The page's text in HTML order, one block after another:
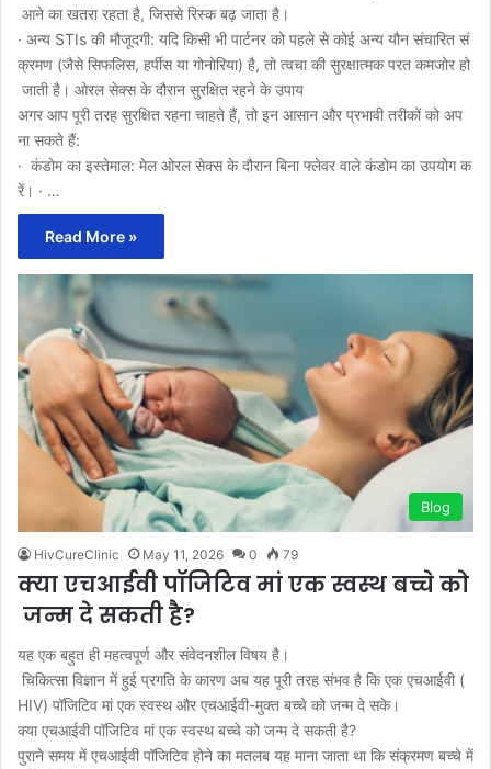
आने का खतरा रहता है, जिससे रिस्क बढ़ जाता है।
· अन्य STIs की मौजूदगी: यदि किसी भी पार्टनर को पहले से कोई अन्य यौन संचारित सं
क्रमण (जैसे सिफलिस, हर्पीस या गोनोरिया) है, तो त्वचा की सुरक्षात्मक परत कमजोर हो
जाती है। ओरल सेक्स के दौरान सुरक्षित रहने के उपाय
अगर आप पूरी तरह सुरक्षित रहना चाहते हैं, तो इन आसान और प्रभावी तरीकों को अप
ना सकते हैं:
· कंडोम का इस्तेमाल: मेल ओरल सेक्स के दौरान बिना फ्लेवर वाले कंडोम का उपयोग क
रें। · …
Read More »
Blog
HivCureClinic May 11, 2026 0 79
क्या एचआईवी पॉजिटिव मां एक स्वस्थ बच्चे को
जन्म दे सकती है?
यह एक बहुत ही महत्वपूर्ण और संवेदनशील विषय है।
चिकित्सा विज्ञान में हुई प्रगति के कारण अब यह पूरी तरह संभव है कि एक एचआईवी (
HIV) पॉजिटिव मां एक स्वस्थ और एचआईवी-मुक्त बच्चे को जन्म दे सके।
क्या एचआईवी पॉजिटिव मां एक स्वस्थ बच्चे को जन्म दे सकती है?
पुराने समय में एचआईवी पॉजिटिव होने का मतलब यह माना जाता था कि संक्रमण बच्चे में